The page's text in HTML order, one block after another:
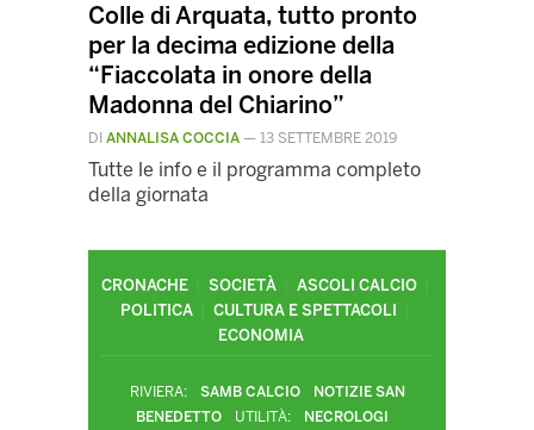
Colle di Arquata, tutto pronto
per la decima edizione della
“Fiaccolata in onore della
Madonna del Chiarino”
DI ANNALISA COCCIA — 13 SETTEMBRE 2019
Tutte le info e il programma completo
della giornata
CRONACHE SOCIETÀ
ASCOLI CALCIO
POLITICA
CULTURA E SPETTACOLI
ECONOMIA
RIVIERA: SAMB CALCIO
NOTIZIE SAN
BENEDETTO
UTILITÀ: NECROLOGI